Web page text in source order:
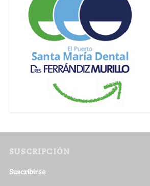
SUSCRIPCIÓN
Suscribirse